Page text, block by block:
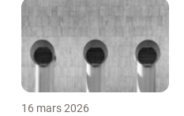
16 mars 2026